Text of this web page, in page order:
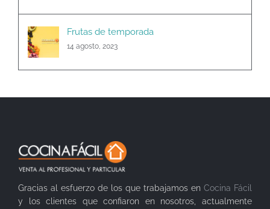
Frutas de temporada
14 agosto, 2023
Gracias al esfuerzo de los que trabajamos en Cocina Fácil
y los clientes que confiaron en nosotros, actualmente